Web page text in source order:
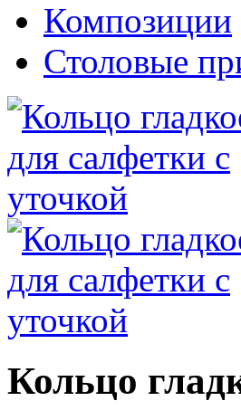
Композиции
Столовые
Кольцо